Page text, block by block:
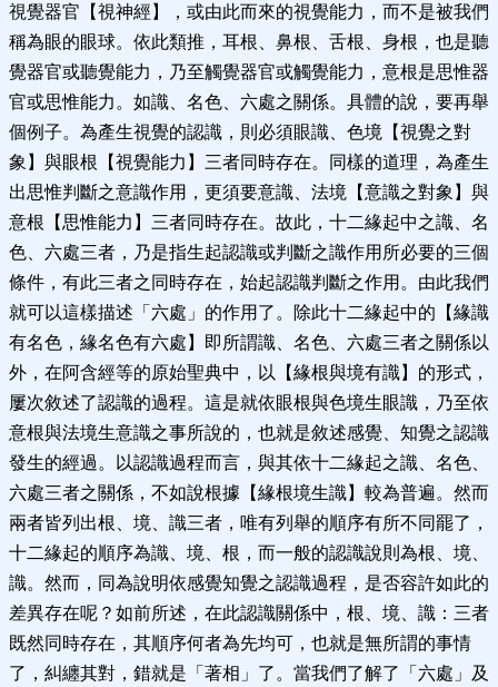
視覺器官【視神經】，或由此而來的視覺能力，而不是被我們
稱為眼的眼球。依此類推，耳根、鼻根、舌根、身根，也是聽
覺器官或聽覺能力，乃至觸覺器官或觸覺能力，意根是思惟器
官或思惟能力。如識、名色、六處之關係。具體的說，要再舉
個例子。為產生視覺的認識，則必須眼識、色境【視覺之對
象】與眼根【視覺能力】三者同時存在。同樣的道理，為產生
出思惟判斷之意識作用，更須要意識、法境【意識之對象】與
意根【思惟能力】三者同時存在。故此，十二緣起中之識、名
色、六處三者，乃是指生起認識或判斷之識作用所必要的三個
條件，有此三者之同時存在，始起認識判斷之作用。由此我們
就可以這樣描述「六處」的作用了。除此十二緣起中的【緣識
有名色，緣名色有六處】即所謂識、名色、六處三者之關係以
外，在阿含經等的原始聖典中，以【緣根與境有識】的形式，
屢次敘述了認識的過程。這是就依眼根與色境生眼識，乃至依
意根與法境生意識之事所說的，也就是敘述感覺、知覺之認識
發生的經過。以認識過程而言，與其依十二緣起之識、名色、
六處三者之關係，不如說根據【緣根境生識】較為普遍。然而
兩者皆列出根、境、識三者，唯有列舉的順序有所不同罷了，
十二緣起的順序為識、境、根，而一般的認識說則為根、境、
識。然而，同為說明依感覺知覺之認識過程，是否容許如此的
差異存在呢？如前所述，在此認識關係中，根、境、識：三者
既然同時存在，其順序何者為先均可，也就是無所謂的事情
了，糾纏其對，錯就是「著相」了。當我們了解了「六處」及